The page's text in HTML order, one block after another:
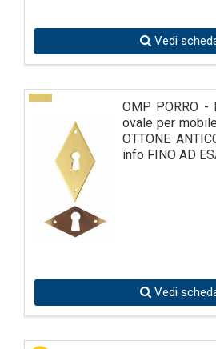
Vedi
OMP PORRO -
ovale per
OTTONE
info FINO AD
Vedi